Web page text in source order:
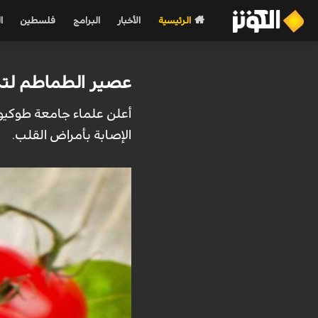
الرئيسية الأخبار البرامج فلسطين
عصير الطماطم
أعلن علماء جامعة
الإصابة بأمراض القلب.